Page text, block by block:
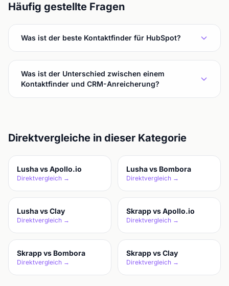
Häufig gestellte Fragen
Was ist der beste Kontaktfinder für HubSpot?
Was ist der Unterschied zwischen einem
Kontaktfinder und CRM-Anreicherung?
Direktvergleiche in dieser Kategorie
Lusha vs Apollo.io
Direktvergleich →
Lusha vs Bombora
Direktvergleich →
Lusha vs Clay
Direktvergleich →
Skrapp vs Apollo.io
Direktvergleich →
Skrapp vs Bombora
Direktvergleich →
Skrapp vs Clay
Direktvergleich →